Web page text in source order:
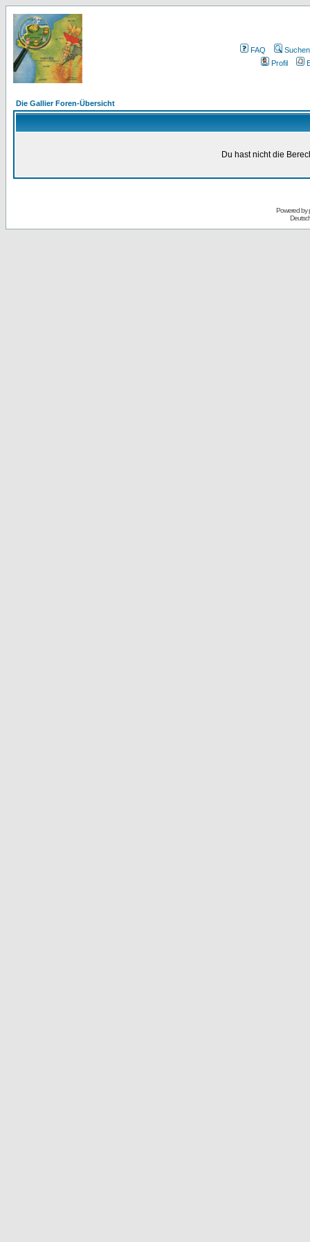
FAQ
Suchen
Profil
Die Gallier Foren-Übersicht
Du hast nicht die
Powered by